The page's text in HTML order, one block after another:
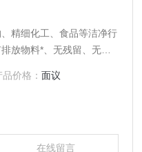
精细化工、食品等洁净行
放物料*、无残留、无泄
品价格： 面议
在线留言